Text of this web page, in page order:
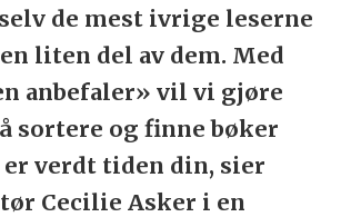
de mest ivrige leserne
liten del av dem. Med
anbefaler» vil vi gjøre
sortere og finne bøker
verdt tiden din, sier
Cecilie Asker i en